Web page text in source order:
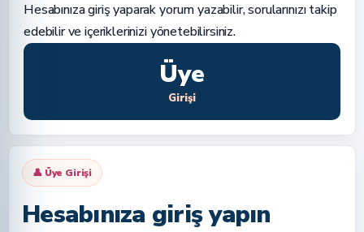
Hesabınıza giriş yaparak yorum yazabilir, sorularınızı takip
edebilir ve içeriklerinizi yönetebilirsiniz.
Üye
Girişi
👤 Üye Girişi
Hesabınıza giriş yapın